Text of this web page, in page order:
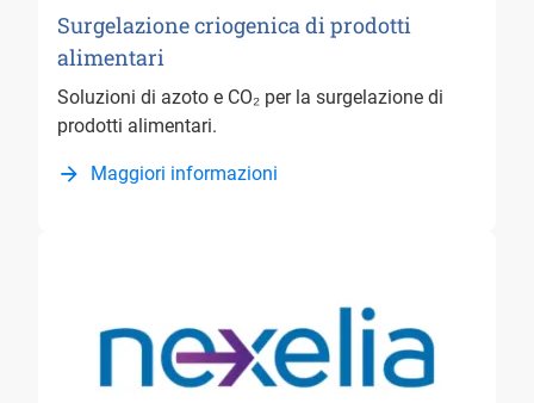
Surgelazione criogenica di prodotti
alimentari
Soluzioni di azoto e CO₂ per la surgelazione di
prodotti alimentari.
Maggiori informazioni